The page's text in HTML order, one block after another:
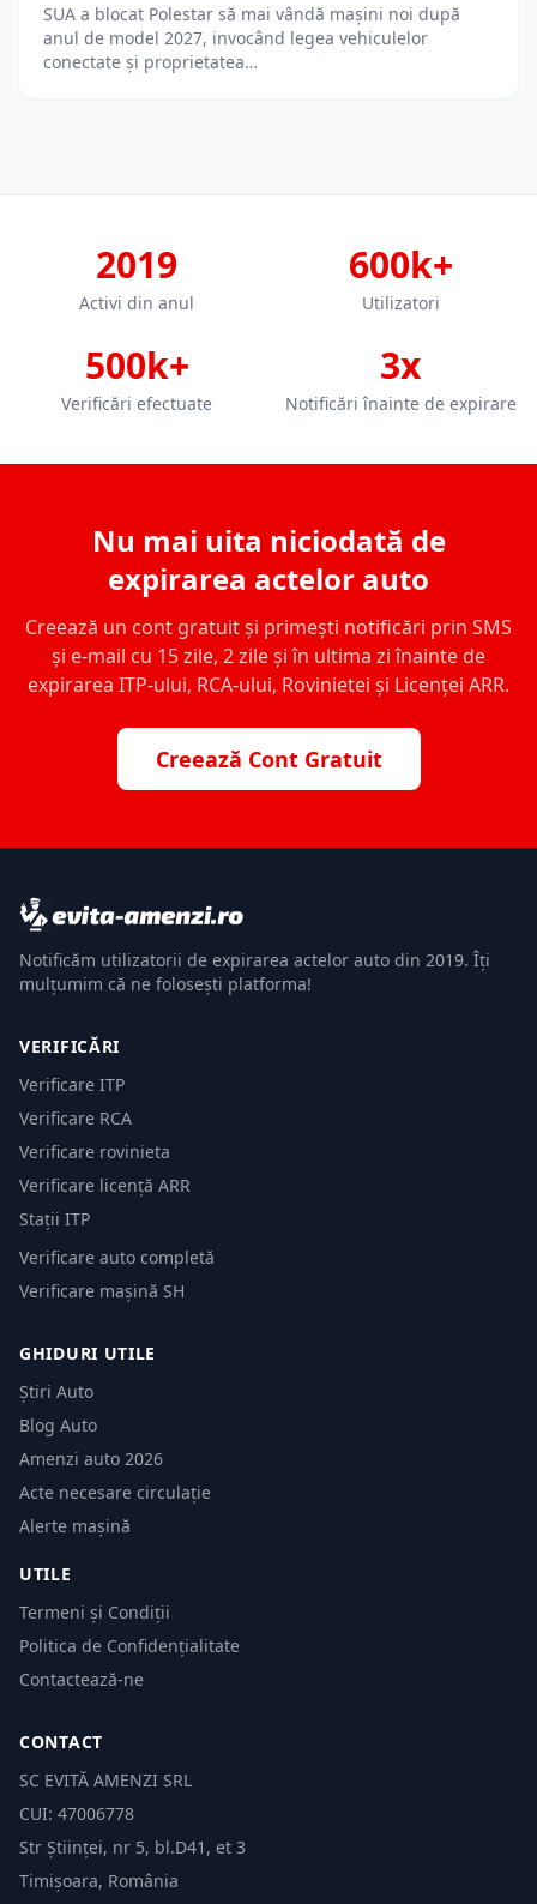
SUA a blocat Polestar să mai vândă mașini noi după
anul de model 2027, invocând legea vehiculelor
conectate și proprietatea…
2019
Activi din anul
600k+
Utilizatori
500k+
Verificări efectuate
3x
Notificări înainte de expirare
Nu mai uita niciodată de
expirarea actelor auto
Creează un cont gratuit și primești notificări prin SMS
și e-mail cu 15 zile, 2 zile și în ultima zi înainte de
expirarea ITP-ului, RCA-ului, Rovinietei și Licenței ARR.
Creează Cont Gratuit
Notificăm utilizatorii de expirarea actelor auto din 2019. Îți
mulțumim că ne folosești platforma!
VERIFICĂRI
Verificare ITP
Verificare RCA
Verificare rovinieta
Verificare licență ARR
Stații ITP
Verificare auto completă
Verificare mașină SH
GHIDURI UTILE
Știri Auto
Blog Auto
Amenzi auto 2026
Acte necesare circulație
Alerte mașină
UTILE
Termeni și Condiții
Politica de Confidențialitate
Contactează-ne
CONTACT
SC EVITĂ AMENZI SRL
CUI: 47006778
Str Științei, nr 5, bl.D41, et 3
Timișoara, România